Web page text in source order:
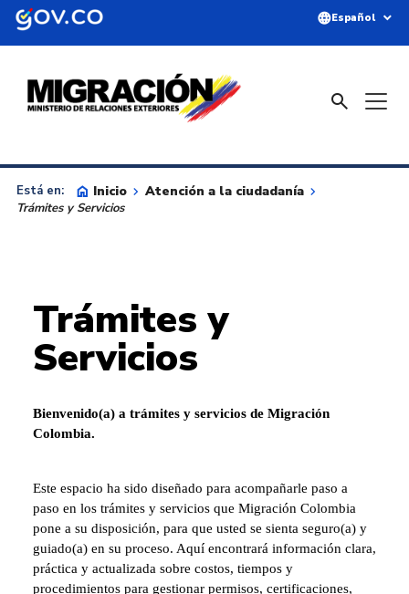
Saltar al contenido principal
languageEspañol expand_more
search
Está en: home Inicio keyboard_arrow_right Atención a la ciudadanía keyboard_arrow_right
Trámites y Servicios
Trámites y
Servicios
Bienvenido(a) a trámites y servicios de Migración
Colombia.
Este espacio ha sido diseñado para acompañarle paso a
paso en los trámites y servicios que Migración Colombia
pone a su disposición, para que usted se sienta seguro(a) y
guiado(a) en su proceso. Aquí encontrará información clara,
práctica y actualizada sobre costos, tiempos y
procedimientos para gestionar permisos, certificaciones,